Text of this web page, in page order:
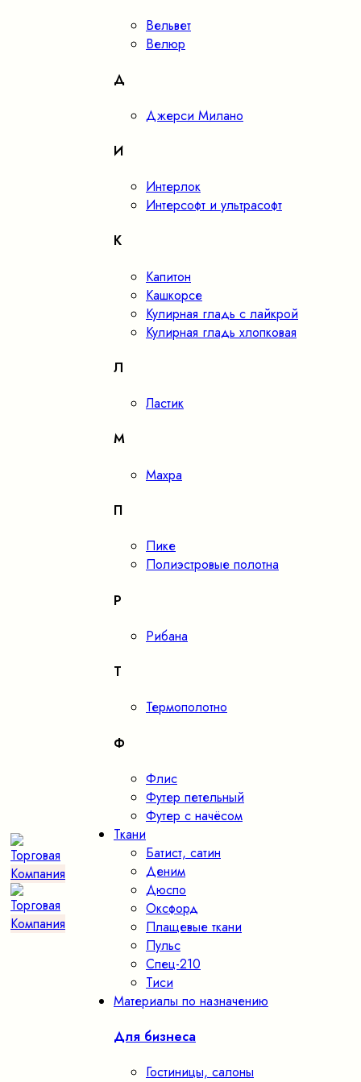
Вельвет
Велюр
Д
Джерси Милано
И
Интерлок
Интерсофт и ультрасофт
К
Капитон
Кашкорсе
Кулирная гладь с лайкрой
Кулирная гладь хлопковая
Л
Ластик
М
Махра
П
Пике
Полиэстровые полотна
Р
Рибана
Т
Термополотно
Ф
Флис
Футер петельный
Футер с начёсом
Ткани
Батист, сатин
Деним
Дюспо
Оксфорд
Плащевые ткани
Пульс
Спец-210
Тиси
Материалы по назначению
Для бизнеса
Гостиницы, салоны